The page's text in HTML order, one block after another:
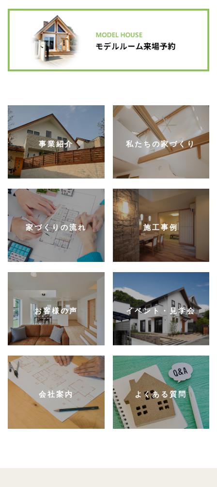
事業紹介 私たちの家づくり
家づくりの流れ 施工事例
お客様の声 イベント・見学会
会社案内 よくある質問